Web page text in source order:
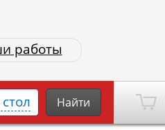
работы
Найти